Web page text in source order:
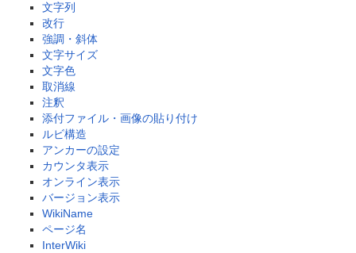
文字列
改行
強調・斜体
文字サイズ
文字色
取消線
注釈
添付ファイル・画像の貼り付け
ルビ構造
アンカーの設定
カウンタ表示
オンライン表示
バージョン表示
WikiName
ページ名
InterWiki